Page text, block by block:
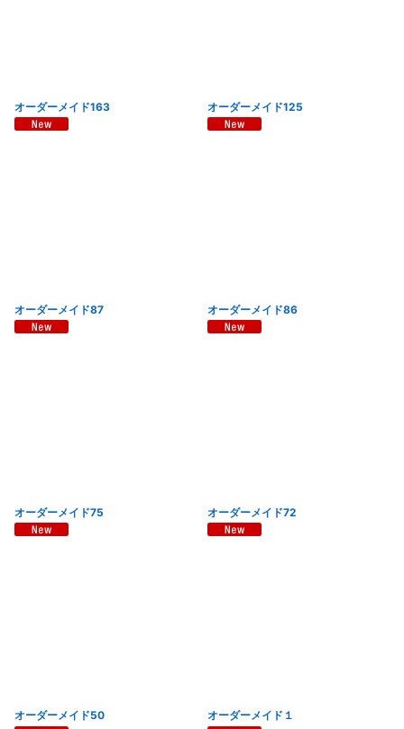
オーダーメイド163 オーダーメイド125
オーダーメイド87 オーダーメイド86
オーダーメイド75 オーダーメイド72
オーダーメイド50 オーダーメイド１